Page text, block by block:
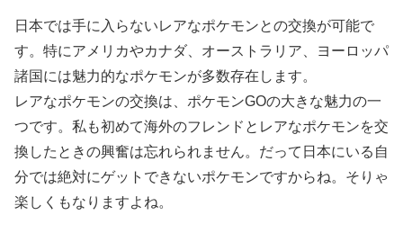
日本では手に入らないレアなポケモンとの交換が可能で
す。特にアメリカやカナダ、オーストラリア、ヨーロッパ
諸国には魅力的なポケモンが多数存在します。
レアなポケモンの交換は、ポケモンGOの大きな魅力の一
つです。私も初めて海外のフレンドとレアなポケモンを交
換したときの興奮は忘れられません。だって日本にいる自
分では絶対にゲットできないポケモンですからね。そりゃ
楽しくもなりますよね。